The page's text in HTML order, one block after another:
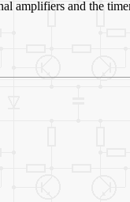
amplifiers and the